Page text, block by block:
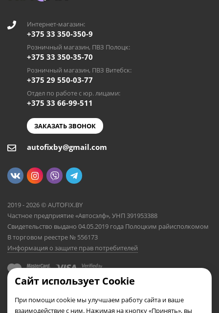
Интернет-магазин:
+375 33 350-350-9
Розничный магазин, ПВЗ Полоцк:
+375 33 350-35-70
Розничный магазин, ПВЗ Витебск:
+375 29 550-03-77
Отдел по работе с юр. лицами:
+375 33 66-99-511
ЗАКАЗАТЬ ЗВОНОК
autofixby@gmail.com
2019 - 2026 © AUTOFIX.BY
Частное предприятие «Автосэлф», УНП 391953388
Свидетельство выдано 04.05.2019 года Полоцким райисполкомом
В торговом реестре № 556173
Информация о защите прав потребителей
Сайт использует Cookie
При помощи cookie мы улучшаем работу сайта и ваше
взаимодействие с ним. Нажимая на кнопку «Принять», вы